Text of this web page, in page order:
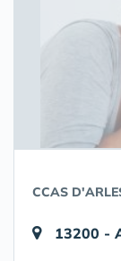
CCAS
13200 -